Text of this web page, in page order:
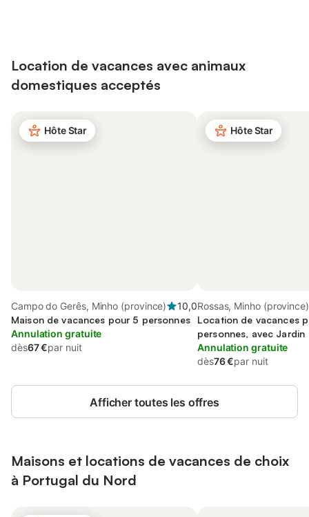
Location de vacances avec animaux
domestiques acceptés
Hôte Star
Campo do Gerês, Minho (province)
10,0
Maison de vacances pour 5 personnes
Annulation gratuite
dès67 €par nuit
Hôte Star
Rossas, Minho (province)
Location de vacances
personnes, avec Jardin
Annulation gratuite
dès76 €par nuit
Afficher toutes les offres
Maisons et locations de vacances de choix
à Portugal du Nord